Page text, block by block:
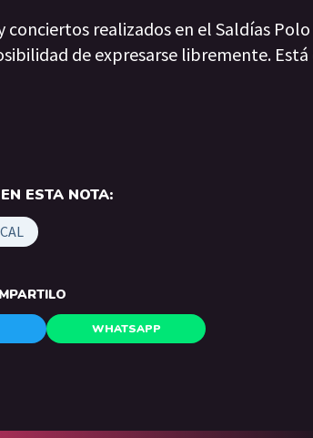
conciertos realizados en el Saldías
de expresarse libremente.
ESTA NOTA:
WHATSAPP